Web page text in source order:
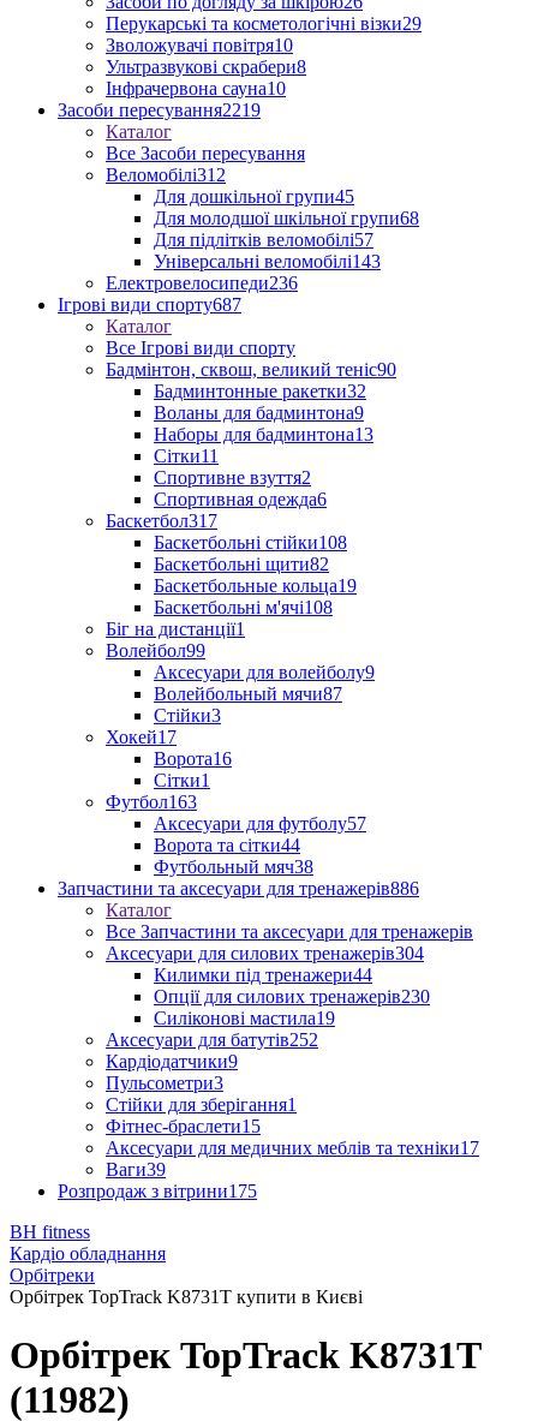
Перукарські та косметологічні візки29
Зволожувачі повітря10
Ультразвукові скрабери8
Інфрачервона сауна10
Засоби пересування2219
Каталог
Все Засоби пересування
Веломобілі312
Для дошкільної групи45
Для молодшої шкільної групи68
Для підлітків веломобілі57
Універсальні веломобілі143
Електровелосипеди236
Ігрові види спорту687
Каталог
Все Ігрові види спорту
Бадмінтон, сквош, великий теніс90
Бадминтонные ракетки32
Воланы для бадминтона9
Наборы для бадминтона13
Сітки11
Спортивне взуття2
Спортивная одежда6
Баскетбол317
Баскетбольні стійки108
Баскетбольні щити82
Баскетбольные кольца19
Баскетбольні м'ячі108
Біг на дистанції1
Волейбол99
Аксесуари для волейболу9
Волейбольный мячи87
Стійки3
Хокей17
Ворота16
Сітки1
Футбол163
Аксесуари для футболу57
Ворота та сітки44
Футбольный мяч38
Запчастини та аксесуари для тренажерів886
Каталог
Все Запчастини та аксесуари для тренажерів
Аксесуари для силових тренажерів304
Килимки під тренажери44
Опції для силових тренажерів230
Силіконові мастила19
Аксесуари для батутів252
Кардіодатчики9
Пульсометри3
Стійки для зберігання1
Фітнес-браслети15
Аксесуари для медичних меблів та техніки17
Ваги39
Розпродаж з вітрини175
BH fitness
Кардіо обладнання
Орбітреки
Орбітрек TopTrack K8731T купити в Києві
Орбітрек TopTrack K8731T
(11982)